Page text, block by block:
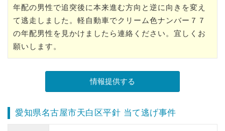
年配の男性で追突後に本来進む方向と逆に向きを変え
て逃走しました。軽自動車でクリーム色ナンバー７７
の年配男性を見かけましたら連絡ください。宜しくお
願いします。
愛知県名古屋市天白区平針 当て逃げ事件